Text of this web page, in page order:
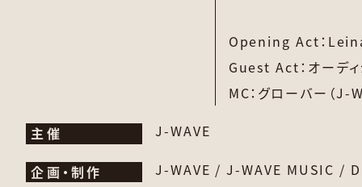
Opening Act：
Guest Act：オーディ
MC：グローバー（J-
主催 J-WAVE
企画・制作 J-WAVE / J-WAVE MUSIC /